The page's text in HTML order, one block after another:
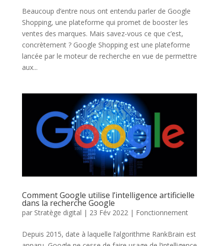
Beaucoup d’entre nous ont entendu parler de Google
Shopping, une plateforme qui promet de booster les
ventes des marques. Mais savez-vous ce que c’est,
concrètement ? Google Shopping est une plateforme
lancée par le moteur de recherche en vue de permettre
aux...
Comment Google utilise l’intelligence artificielle
dans la recherche Google
par Stratège digital | 23 Fév 2022| Fonctionnement
Depuis 2015, date à laquelle l’algorithme RankBrain est